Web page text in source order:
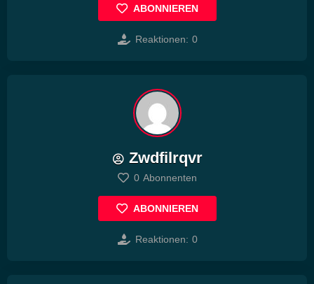
ABONNIEREN
Reaktionen: 0
Zwdfilrqvr
0 Abonnenten
ABONNIEREN
Reaktionen: 0